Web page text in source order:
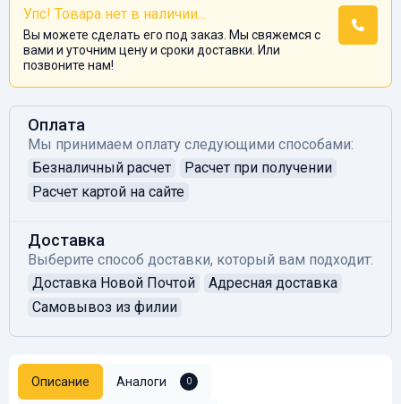
Упс! Товара нет в наличии...
Вы можете сделать его под заказ. Мы свяжемся с
вами и уточним цену и сроки доставки. Или
позвоните нам!
Оплата
Мы принимаем оплату следующими способами:
Безналичный расчет
Расчет при получении
Расчет картой на сайте
Доставка
Выберите способ доставки, который вам подходит:
Доставка Новой Почтой
Адресная доставка
Самовывоз из филии
Описание Аналоги 0